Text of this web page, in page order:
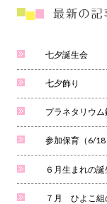
七夕誕生会
七夕飾り
プラネタリウム
参加保育（6/18
６月生まれの誕
７月 ひよこ組